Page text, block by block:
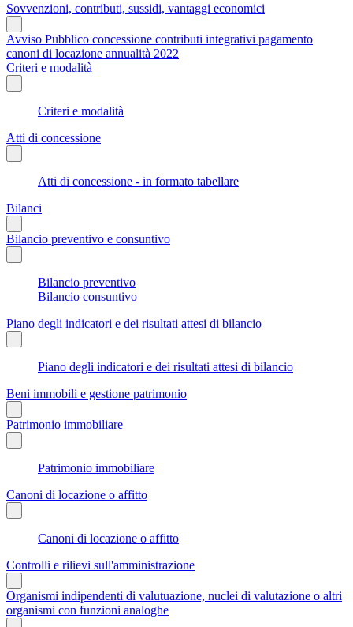
Sovvenzioni, contributi, sussidi, vantaggi economici
Avviso Pubblico concessione contributi integrativi pagamento
canoni di locazione annualità 2022
Criteri e modalità
Criteri e modalità
Atti di concessione
Atti di concessione - in formato tabellare
Bilanci
Bilancio preventivo e consuntivo
Bilancio preventivo
Bilancio consuntivo
Piano degli indicatori e dei risultati attesi di bilancio
Piano degli indicatori e dei risultati attesi di bilancio
Beni immobili e gestione patrimonio
Patrimonio immobiliare
Patrimonio immobiliare
Canoni di locazione o affitto
Canoni di locazione o affitto
Controlli e rilievi sull'amministrazione
Organismi indipendenti di valutuazione, nuclei di valutazione o altri
organismi con funzioni analoghe